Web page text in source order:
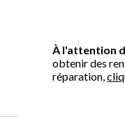
À l'attention
obtenir des
réparation,